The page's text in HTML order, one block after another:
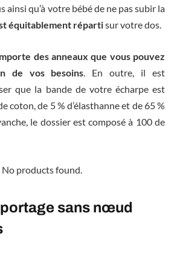
ainsi qu’à votre bébé de ne pas subir la
équitablement répartisur votre dos.
des anneaux que vous pouvez
de vos besoins. En outre, il est
que la bande de votre écharpe est
coton, de 5 % d’élasthanne et de 65 %
le dossier est composé à 100 de
No products found.
sans nœud